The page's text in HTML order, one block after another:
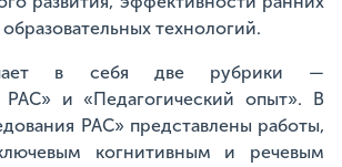
технологий.
в себя две рубрики —
РАС» и «Педагогический опыт». В
РАС» представлены работы,
когнитивным и речевым